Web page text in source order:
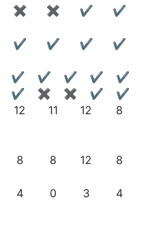
✖ ✖ ✔ ✔
✔ ✔ ✔ ✔
✔ ✔ ✔ ✔
✔
✔ ✖ ✖ ✔
✔
12 11 12 8
8 8 12 8
4 0 3 4